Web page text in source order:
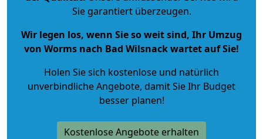
Sie garantiert überzeugen.
Wir legen los, wenn Sie so weit sind, Ihr Umzug
von Worms nach Bad Wilsnack wartet auf Sie!
Holen Sie sich kostenlose und natürlich
unverbindliche Angebote, damit Sie Ihr Budget
besser planen!
Kostenlose Angebote erhalten